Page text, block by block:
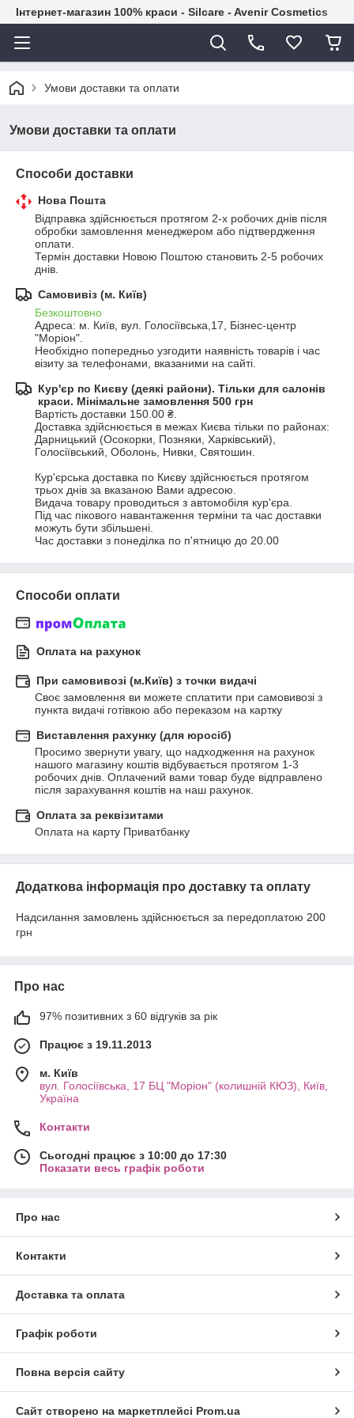
Інтернет-магазин 100% краси - Silcare - Avenir Cosmetics
Умови доставки та оплати
Умови доставки та оплати
Способи доставки
Нова Пошта
Відправка здійснюється протягом 2-х робочих днів після
обробки замовлення менеджером або підтвердження
оплати.
Термін доставки Новою Поштою становить 2-5 робочих
днів.
Самовивіз (м. Київ)
Безкоштовно
Адреса: м. Київ, вул. Голосіївська,17, Бізнес-центр
"Моріон".
Необхідно попередньо узгодити наявність товарів і час
візиту за телефонами, вказаними на сайті.
Кур'єр по Києву (деякі райони). Тільки для салонів
краси. Мінімальне замовлення 500 грн
Вартість доставки 150.00 ₴.
Доставка здійснюється в межах Києва тільки по районах:
Дарницький (Осокорки, Позняки, Харківський),
Голосіївський, Оболонь, Нивки, Святошин.
Кур'єрська доставка по Києву здійснюється протягом
трьох днів за вказаною Вами адресою.
Видача товару проводиться з автомобіля кур'єра.
Під час пікового навантаження терміни та час доставки
можуть бути збільшені.
Час доставки з понеділка по п'ятницю до 20.00
Способи оплати
Оплата на рахунок
При самовивозі (м.Київ) з точки видачі
Своє замовлення ви можете сплатити при самовивозі з
пункта видачі готівкою або переказом на картку
Виставлення рахунку (для юросіб)
Просимо звернути увагу, що надходження на рахунок
нашого магазину коштів відбувається протягом 1-3
робочих днів. Оплачений вами товар буде відправлено
після зарахування коштів на наш рахунок.
Оплата за реквізитами
Оплата на карту Приватбанку
Додаткова інформація про доставку та оплату
Надсилання замовлень здійснюється за передоплатою 200
грн
Про нас
97% позитивних з 60 відгуків за рік
Працює з 19.11.2013
м. Київ
вул. Голосіївська, 17 БЦ "Моріон" (колишній КЮЗ), Київ,
Україна
Контакти
Сьогодні працює з 10:00 до 17:30
Показати весь графік роботи
Про нас
Контакти
Доставка та оплата
Графік роботи
Повна версія сайту
Сайт створено на маркетплейсі Prom.ua